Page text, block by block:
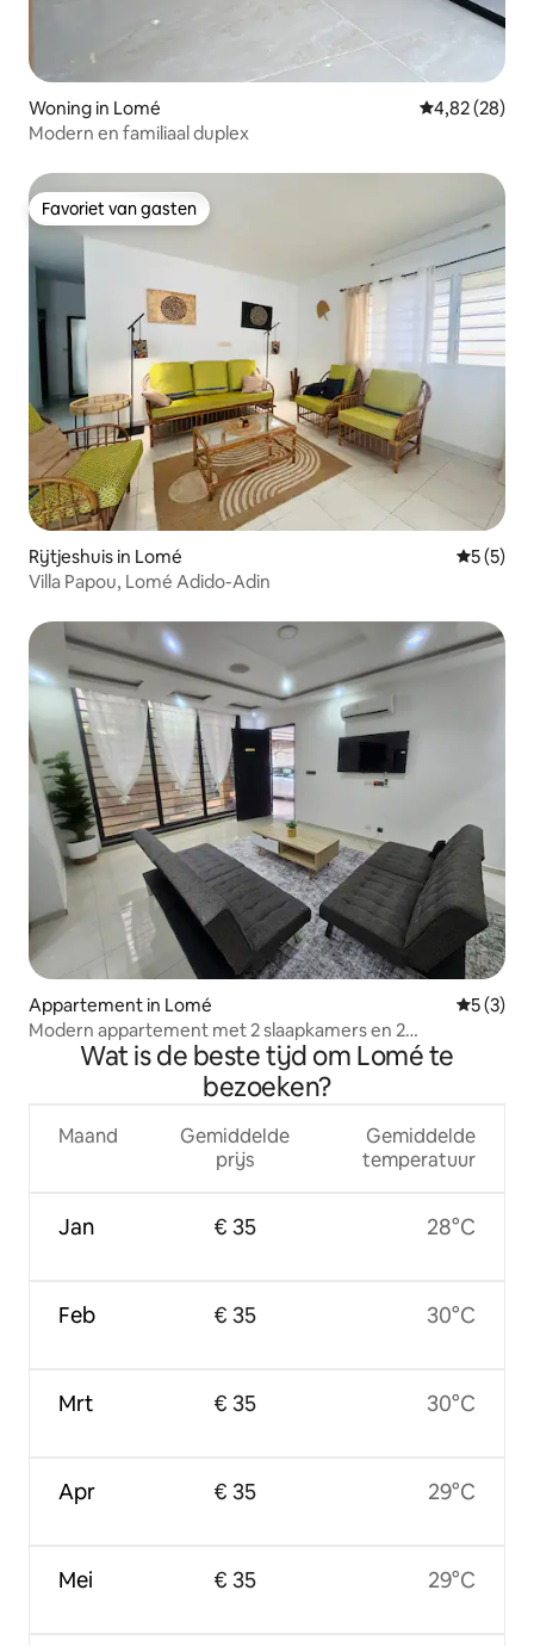
Woning in Lomé Gemiddelde
4,82 (28)
Modern en familiaal duplex
Favoriet van gasten
Favoriet van gasten
Rijtjeshuis in Lomé
5 (5)
Villa Papou, Lomé Adido-Adin
Appartement in Lomé
5 (3)
Modern appartement met 2 slaapkamers en 2
badkamers, 2 minuten van de luchthaven
Wat is de beste tijd om Lomé te
bezoeken?
Maand
Jan
Feb
Mrt
Apr
Mei
Gemiddelde
prijs
€ 35
€ 35
€ 35
€ 35
€ 35
Gemiddelde
temperatuur
28°C
30°C
30°C
29°C
29°C